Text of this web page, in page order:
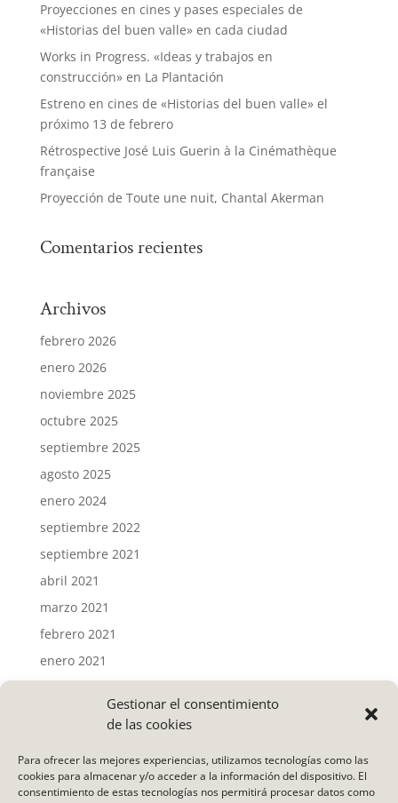
Gestionar el consentimiento
de las cookies
Para ofrecer las mejores experiencias, utilizamos tecnologías como las
cookies para almacenar y/o acceder a la información del dispositivo. El
consentimiento de estas tecnologías nos permitirá procesar datos como
Proyecciones en cines y pases especiales de
«Historias del buen valle» en cada ciudad
Works in Progress. «Ideas y trabajos en
construcción» en La Plantación
Estreno en cines de «Historias del buen valle» el
próximo 13 de febrero
Rétrospective José Luis Guerin à la Cinémathèque
française
Proyección de Toute une nuit, Chantal Akerman
Comentarios recientes
Archivos
febrero 2026
enero 2026
noviembre 2025
octubre 2025
septiembre 2025
agosto 2025
enero 2024
septiembre 2022
septiembre 2021
abril 2021
marzo 2021
febrero 2021
enero 2021
Categorías
Noticias
Uncategorized